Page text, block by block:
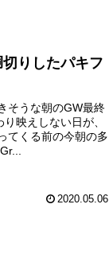
りしたパキフ
そうな朝のGW最終
映えしない日が、
てくる前の今朝の多
2020.05.06